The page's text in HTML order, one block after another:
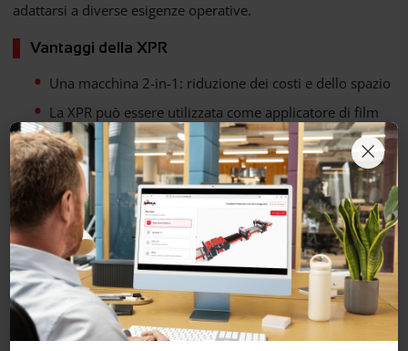
×
adattarsi a diverse esigenze operative.
Vantaggi della XPR
Una macchina 2-in-1: riduzione dei costi e dello spazio
La XPR può essere utilizzata come applicatore di film
protettivo per la laminazione continua (senza taglio),
come nel caso della protezione di bobine di materiale
senza la necessità di tagliare le foglie.
La XPR può anche essere utilizzata nelle linee di
incollaggio e composizione per applicare materiali di
rivestimento (in formato foglio o bobina) su substrati
precedentemente incollati, con opzioni di applicazione
del film sulla parte superiore o su entrambe le facce.